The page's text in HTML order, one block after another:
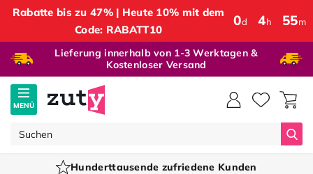
Rabatte bis zu 47% | Heute 10% mit dem
Code: RABATT10
0d 4h 55m
Lieferung innerhalb von 1-3 Werktagen &
Kostenloser Versand
MENÜ
Hunderttausende zufriedene Kunden